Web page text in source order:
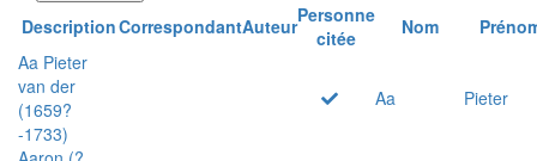
DescriptionCorrespondantAuteurPersonne
citée
Nom
Aa Pieter
van der
(1659?
-1733)
Aa Pieter